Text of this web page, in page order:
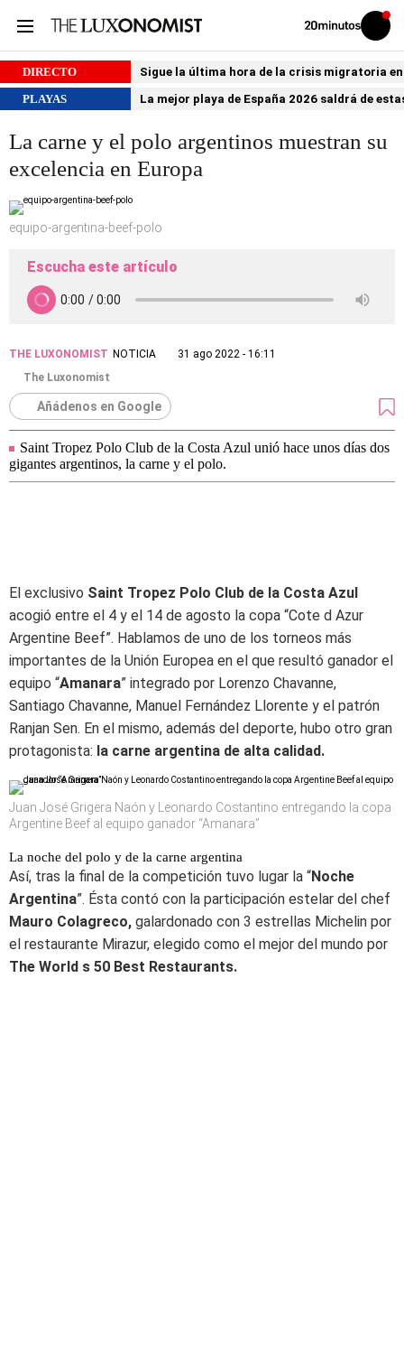
Volver
Iniciar
sesión
DIRECTO
Sigue la última hora de la crisis migratoria
PLAYAS
La mejor playa de España 2026 saldrá de
La carne y el polo argentinos muestran su
excelencia en Europa
equipo-argentina-beef-polo
Escucha este artículo
THE LUXONOMIST NOTICIA
31 ago 2022 - 16:11
The Luxonomist
Añádenos en Google
Saint Tropez Polo Club de la Costa Azul unió hace unos días dos
gigantes argentinos, la carne y el polo.
El exclusivo Saint Tropez Polo Club de la Costa Azul
acogió entre el 4 y el 14 de agosto la copa “Cote d Azur
Argentine Beef”. Hablamos de uno de los torneos más
importantes de la Unión Europea en el que resultó ganador el
equipo “Amanara” integrado por Lorenzo Chavanne,
Santiago Chavanne, Manuel Fernández Llorente y el patrón
Ranjan Sen. En el mismo, además del deporte, hubo otro gran
protagonista: la carne argentina de alta calidad.
Juan José Grigera Naón y Leonardo Costantino entregando la copa
Argentine Beef al equipo ganador “Amanara”
La noche del polo y de la carne argentina
Así, tras la final de la competición tuvo lugar la “Noche
Argentina”. Ésta contó con la participación estelar del chef
Mauro Colagreco, galardonado con 3 estrellas Michelin por
el restaurante Mirazur, elegido como el mejor del mundo por
The World s 50 Best Restaurants.